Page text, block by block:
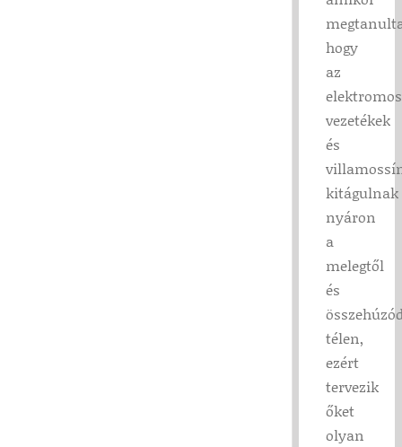
hogy
az
elektromos
vezetékek
és
kitágulnak
nyáron
a
melegtől
és
télen,
ezért
tervezik
őket
olyan